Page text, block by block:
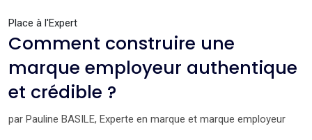
Place à l'Expert
Comment construire une
marque employeur authentique
et crédible ?
par Pauline BASILE, Experte en marque et marque employeur